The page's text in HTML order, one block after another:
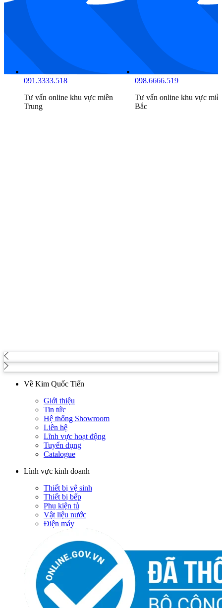
034.8888.516
Tư vấn online khu vực miền
Nam
091.3333.518
Tư vấn online khu vực
Trung
Về Kim Quốc Tiến
Giới thiệu
Tin tức
Hệ thống Showroom
Liên hệ
Lĩnh vực hoạt động
Tuyển dụng
Catalogue
Lĩnh vực kinh doanh
Thiết bị vệ sinh
Thiết bị bếp
Phụ kiện tủ
Vật liệu nước
Điện máy